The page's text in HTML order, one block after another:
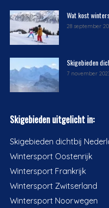
Wat kost
28 september
Skigebieden
7 november
Skigebieden uitgelicht in:
Skigebieden dichtbij
Wintersport Oostenrijk
Wintersport Frankrijk
Wintersport Zwitserland
Wintersport Noorwegen